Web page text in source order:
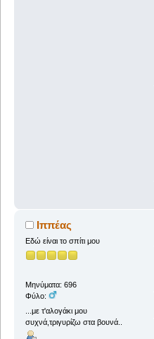
Ιππέας
Εδώ είναι το σπίτι μου
Μηνύματα: 696
Φύλο:
...με τ'αλογάκι μου
συχνά,τριγυρίζω στα βουνά..